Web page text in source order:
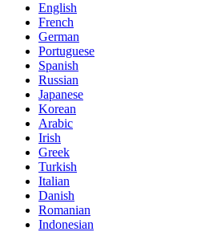
English
French
German
Portuguese
Spanish
Russian
Japanese
Korean
Arabic
Irish
Greek
Turkish
Italian
Danish
Romanian
Indonesian